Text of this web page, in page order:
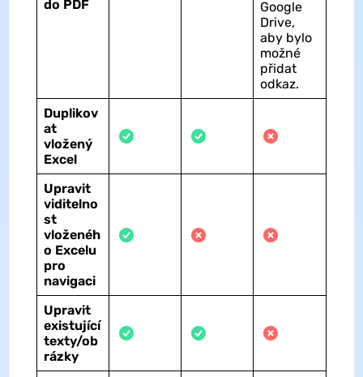
do PDF
Google
Drive,
aby bylo
možné
přidat
odkaz.
Duplikov
at
vložený
Excel
Upravit
viditelno
st
vloženéh
o Excelu
pro
navigaci
Upravit
existující
texty/ob
rázky